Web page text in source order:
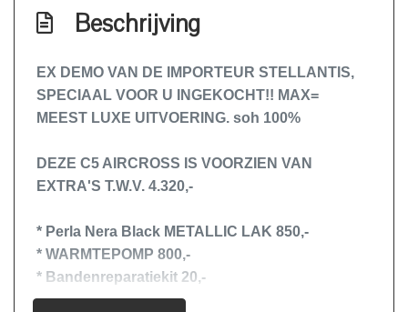
Connected services
stuurhulp
Dodehoek detectie
Draadloze telefoonlader
Elektronisch stabiliteits programma
Elektronische remkrachtverdeling
Hoofd airbag(s) voor
Keyless start
Beschrijving
EX DEMO VAN DE IMPORTEUR STELLANTIS,
SPECIAAL VOOR U INGEKOCHT!! MAX=
MEEST LUXE UITVOERING. soh 100%
DEZE C5 AIRCROSS IS VOORZIEN VAN
EXTRA'S T.W.V. 4.320,-
* Perla Nera Black METALLIC LAK 850,-
* WARMTEPOMP 800,-
* Bandenreparatiekit 20,-
* Verwarmbare voorruit